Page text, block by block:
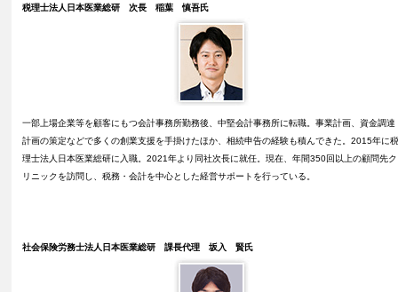
税理士法人日本医業総研 次長 稲葉 慎吾氏
一部上場企業等を顧客にもつ会計事務所勤務後、中堅会計事務所に転職。事業計画、資金調達
計画の策定などで多くの創業支援を手掛けたほか、相続申告の経験も積んできた。2015年に
理士法人日本医業総研に入職。2021年より同社次長に就任。現在、年間350回以上の顧問先ク
リニックを訪問し、税務・会計を中心とした経営サポートを行っている。
社会保険労務士法人日本医業総研 課長代理 坂入 賢氏